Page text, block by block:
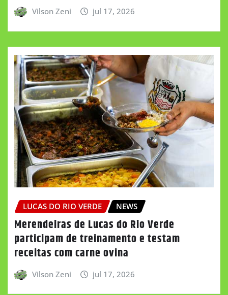
Vilson Zeni jul 17, 2026
LUCAS DO RIO VERDE NEWS
Merendeiras de Lucas do Rio Verde
participam de treinamento e testam
receitas com carne ovina
Vilson Zeni jul 17, 2026